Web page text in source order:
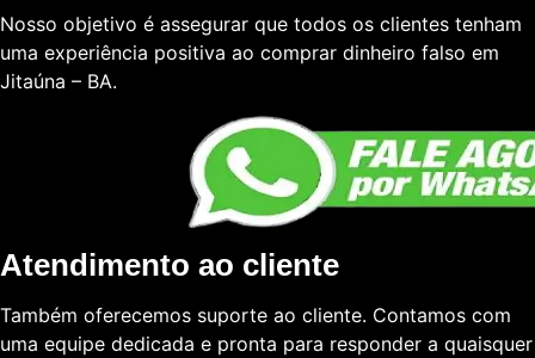
Nosso objetivo é assegurar que todos os clientes tenham
uma experiência positiva ao comprar dinheiro falso em
Jitaúna – BA.
Atendimento ao cliente
Também oferecemos suporte ao cliente. Contamos com
uma equipe dedicada e pronta para responder a quaisquer